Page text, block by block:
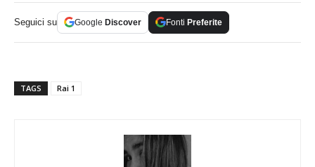
Seguici su Google Discover Fonti Preferite
TAGS Rai 1